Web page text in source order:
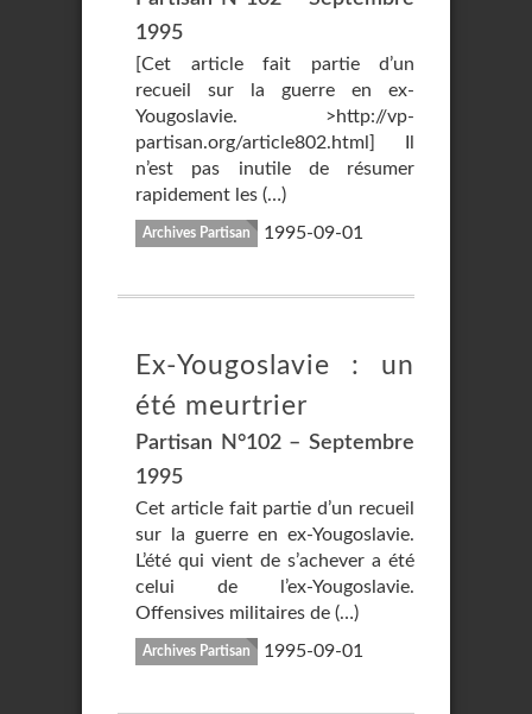
1995
[Cet article fait partie d’un
recueil sur la guerre en ex-
Yougoslavie. >http://vp-
partisan.org/article802.html] Il
n’est pas inutile de résumer
rapidement les (…)
Archives Partisan 1995-09-01
Ex-Yougoslavie : un
été meurtrier
Partisan N°102 – Septembre
1995
Cet article fait partie d’un recueil
sur la guerre en ex-Yougoslavie.
L’été qui vient de s’achever a été
celui de l’ex-Yougoslavie.
Offensives militaires de (…)
Archives Partisan 1995-09-01